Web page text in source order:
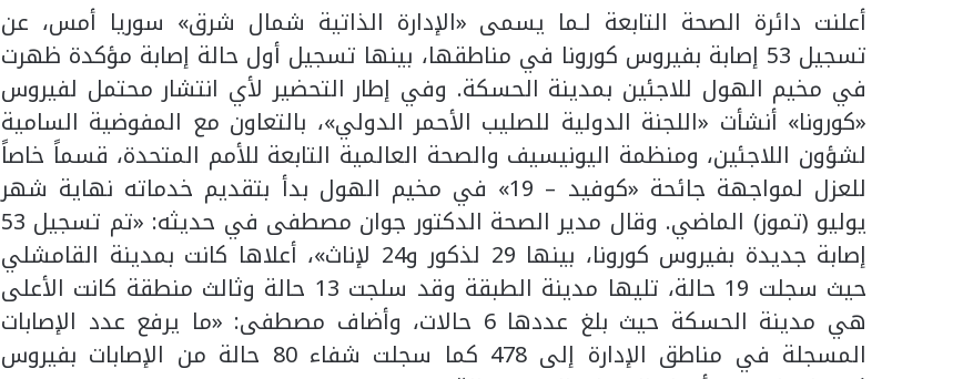
أعلنت دائرة الصحة التابعة لـما يسمى «الإدارة الذاتية شمال شرق» سوريا أمس، عن
تسجيل 53 إصابة بفيروس كورونا في مناطقها، بينها تسجيل أول حالة إصابة مؤكدة ظهرت
في مخيم الهول للاجئين بمدينة الحسكة. وفي إطار التحضير لأي انتشار محتمل لفيروس
«كورونا» أنشأت «اللجنة الدولية للصليب الأحمر الدولي»، بالتعاون مع المفوضية السامية
لشؤون اللاجئين، ومنظمة اليونيسيف والصحة العالمية التابعة للأمم المتحدة، قسماً خاصاً
للعزل لمواجهة جائحة «كوفيد – 19» في مخيم الهول بدأ بتقديم خدماته نهاية شهر
يوليو (تموز) الماضي. وقال مدير الصحة الدكتور جوان مصطفى في حديثه: «تم تسجيل 53
إصابة جديدة بفيروس كورونا، بينها 29 لذكور و24 لإناث»، أعلاها كانت بمدينة القامشلي
حيث سجلت 19 حالة، تليها مدينة الطبقة وقد سلجت 13 حالة وثالث منطقة كانت الأعلى
هي مدينة الحسكة حيث بلغ عددها 6 حالات، وأضاف مصطفى: «ما يرفع عدد الإصابات
المسجلة في مناطق الإدارة إلى 478 كما سجلت شفاء 80 حالة من الإصابات بفيروس